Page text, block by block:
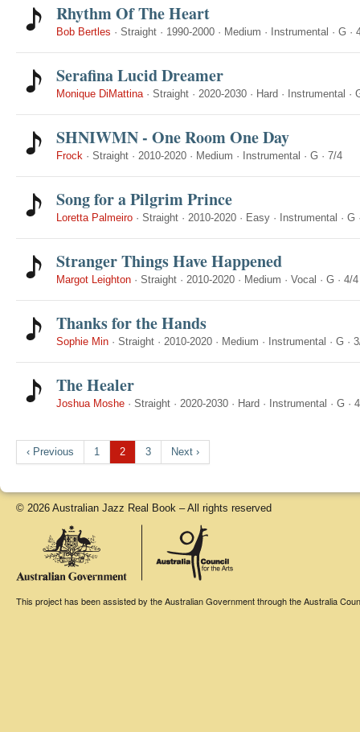
Rhythm Of The Heart
Bob Bertles · Straight · 1990-2000 · Medium · Instrumental · G ·
Serafina Lucid Dreamer
Monique DiMattina· Straight · 2020-2030 · Hard · Instrumental ·
SHNIWMN - One Room One Day
Frock · Straight · 2010-2020 · Medium · Instrumental · G · 7/4
Song for a Pilgrim Prince
Loretta Palmeiro · Straight · 2010-2020 · Easy · Instrumental · G
Stranger Things Have Happened
Margot Leighton · Straight · 2010-2020 · Medium · Vocal · G · 4/4
Thanks for the Hands
Sophie Min · Straight · 2010-2020 · Medium · Instrumental · G ·
The Healer
Joshua Moshe · Straight · 2020-2030 · Hard · Instrumental · G ·
‹ Previous 1 2 3 Next ›
© 2026 Australian Jazz Real Book – All rights reserved
This project has been assisted by the Australian Government through the Australia